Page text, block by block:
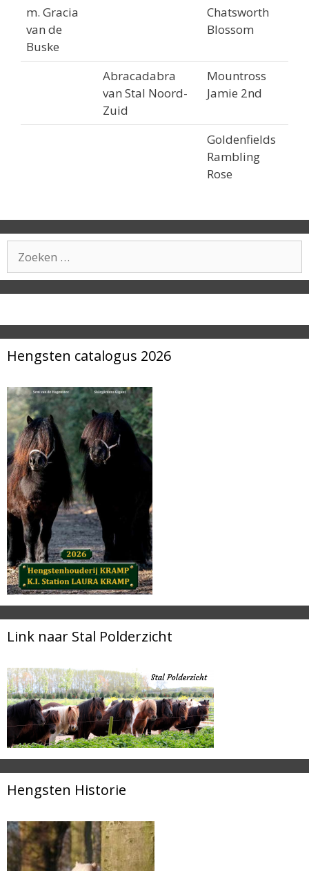
m. Gracia
van de
Buske
Chatsworth
Blossom
Abracadabra
van Stal Noord-
Zuid
Mountross
Jamie 2nd
Goldenfields
Rambling
Rose
naar:
Hengsten catalogus 2026
Link naar Stal Polderzicht
Hengsten Historie